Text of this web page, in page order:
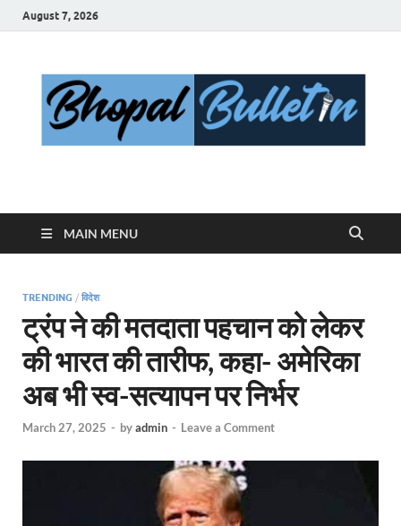
August 7, 2026
Bhopal Bulletin
MAIN MENU
TRENDING / विदेश
ट्रंप ने की मतदाता पहचान को लेकर
की भारत की तारीफ, कहा- अमेरिका
अब भी स्व-सत्यापन पर निर्भर
March 27, 2025 - byadmin - Leave a Comment